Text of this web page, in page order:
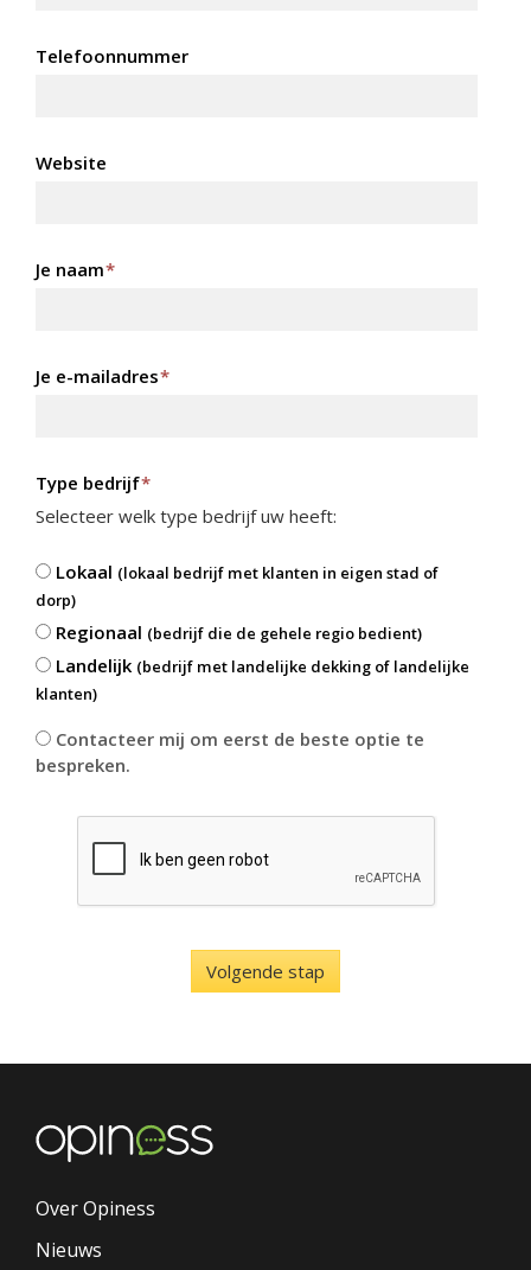
Telefoonnummer
Website
Je naam*
Je e-mailadres*
Type bedrijf*
Selecteer welk type bedrijf uw heeft:
Lokaal (lokaal bedrijf met klanten in eigen stad of
dorp)
Regionaal (bedrijf die de gehele regio bedient)
Landelijk (bedrijf met landelijke dekking of landelijke
klanten)
Contacteer mij om eerst de beste optie te
bespreken.
Over Opiness
Nieuws